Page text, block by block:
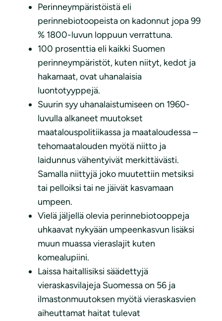
Perinneympäristöistä eli
perinnebiotoopeista on kadonnut jopa 99
% 1800-luvun loppuun verrattuna.
100 prosenttia eli kaikki Suomen
perinneympäristöt, kuten niityt, kedot ja
hakamaat, ovat uhanalaisia
luontotyyppejä.
Suurin syy uhanalaistumiseen on 1960-
luvulla alkaneet muutokset
maatalouspolitiikassa ja maataloudessa –
tehomaatalouden myötä niitto ja
laidunnus vähentyivät merkittävästi.
Samalla niittyjä joko muutettiin metsiksi
tai pelloiksi tai ne jäivät kasvamaan
umpeen.
Vielä jäljellä olevia perinnebiotooppeja
uhkaavat nykyään umpeenkasvun lisäksi
muun muassa vieraslajit kuten
komealupiini.
Laissa haitallisiksi säädettyjä
vieraskasvilajeja Suomessa on 56 ja
ilmastonmuutoksen myötä vieraskasvien
aiheuttamat haitat tulevat